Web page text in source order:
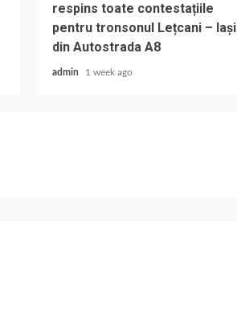
respins toate contestațiile
pentru tronsonul Lețcani – Iași
din Autostrada A8
admin 1 week ago